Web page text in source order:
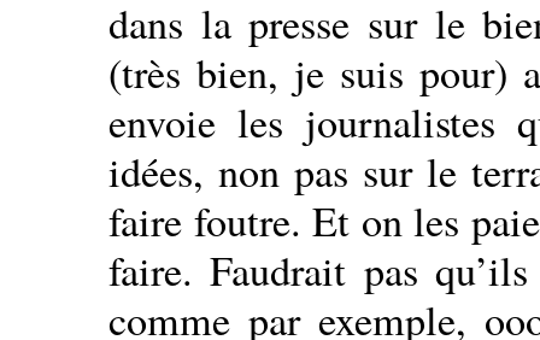
dans la presse sur le
(très bien, je suis pour)
envoie les journalistes
idées, non pas sur le
faire foutre. Et on les
faire. Faudrait pas
comme par exemple,